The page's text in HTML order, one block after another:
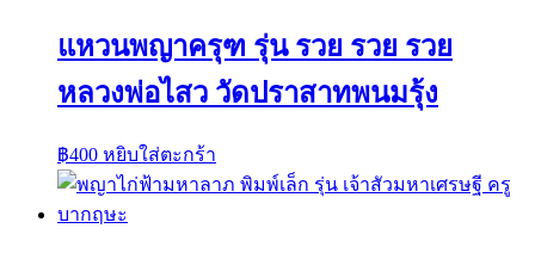
แหวนพญาครุฑ รุ่น รวย รวย รวย
หลวงพ่อไสว วัดปราสาทพนมรุ้ง
฿400 หยิบใส่ตะกร้า